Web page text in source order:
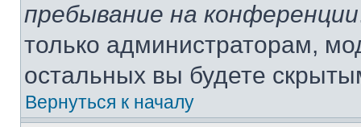
пребывание на конференции
только администраторам,
остальных вы будете
Вернуться к началу